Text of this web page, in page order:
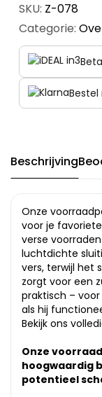
SKU: Z-078
Categorie:
Bestel
Beschrijving
Onze
voor je
verse
luchtdichte
vers, terwijl het
zorgt voor een
praktisch –
als hij
Bekijk ons
Onze
hoogwaardig
potentieel